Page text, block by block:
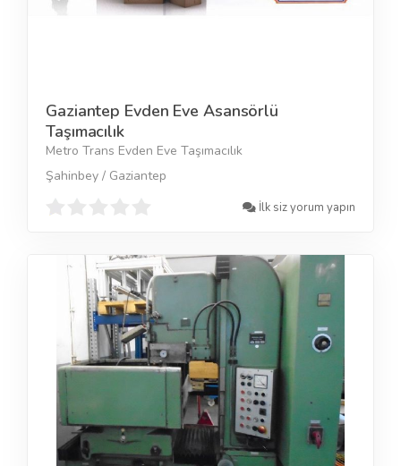
Gaziantep Evden Eve Asansörlü
Taşımacılık
Metro Trans Evden Eve Taşımacılık
Şahinbey / Gaziantep
İlk siz yorum yapın